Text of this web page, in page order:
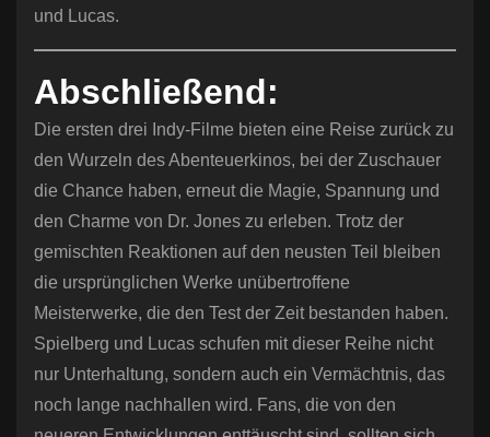
und Lucas.
Abschließend:
Die ersten drei Indy-Filme bieten eine Reise zurück zu
den Wurzeln des Abenteuerkinos, bei der Zuschauer
die Chance haben, erneut die Magie, Spannung und
den Charme von Dr. Jones zu erleben. Trotz der
gemischten Reaktionen auf den neusten Teil bleiben
die ursprünglichen Werke unübertroffene
Meisterwerke, die den Test der Zeit bestanden haben.
Spielberg und Lucas schufen mit dieser Reihe nicht
nur Unterhaltung, sondern auch ein Vermächtnis, das
noch lange nachhallen wird. Fans, die von den